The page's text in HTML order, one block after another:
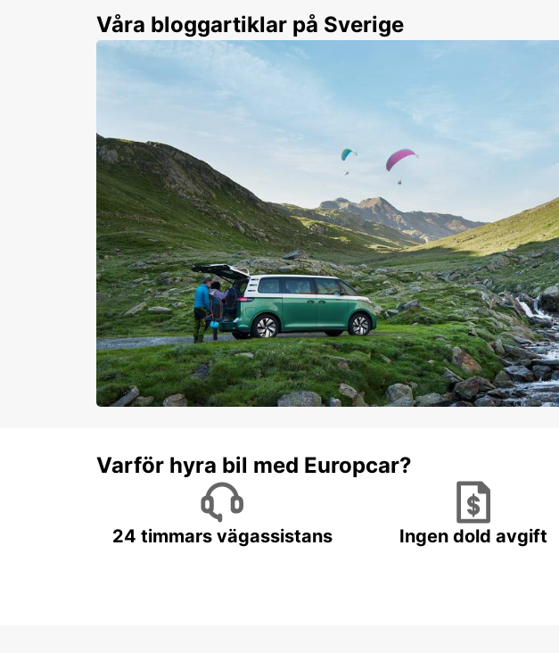
Våra bloggartiklar på Sverige
Varför hyra bil med Europcar?
24 timmars vägassistans Ingen dold avgift